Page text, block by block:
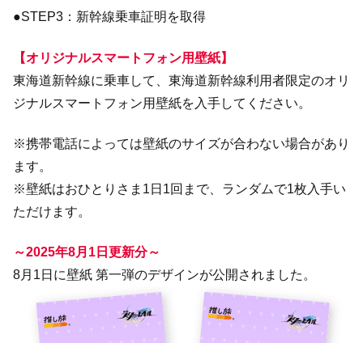
●STEP3：新幹線乗車証明を取得
【オリジナルスマートフォン用壁紙】
東海道新幹線に乗車して、東海道新幹線利用者限定のオリ
ジナルスマートフォン用壁紙を入手してください。
※携帯電話によっては壁紙のサイズが合わない場合があり
ます。
※壁紙はおひとりさま1日1回まで、ランダムで1枚入手い
ただけます。
～2025年8月1日更新分～
8月1日に壁紙 第一弾のデザインが公開されました。